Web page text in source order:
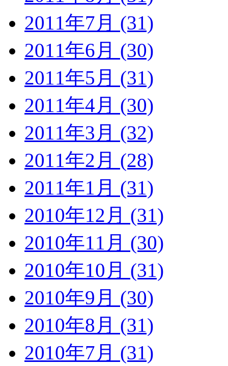
2011年7月 (31)
2011年6月 (30)
2011年5月 (31)
2011年4月 (30)
2011年3月 (32)
2011年2月 (28)
2011年1月 (31)
2010年12月 (31)
2010年11月 (30)
2010年10月 (31)
2010年9月 (30)
2010年8月 (31)
2010年7月 (31)